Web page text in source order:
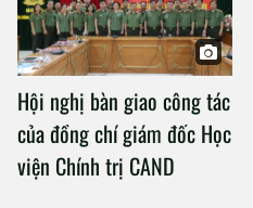
Hội nghị bàn giao công tác
của đồng chí giám đốc Học
viện Chính trị CAND